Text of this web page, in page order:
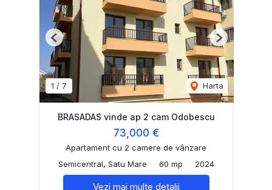
1 / 7 Harta
Previous Next
BRASADAS vinde ap 2 cam Odobescu
73,000 €
Apartament cu 2 camere de vânzare
Semicentral, Satu Mare
60 mp 2024
Vezi mai multe detalii